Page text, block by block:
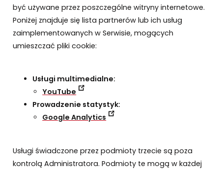
być używane przez poszczególne witryny internetowe.
Poniżej znajduje się lista partnerów lub ich usług
zaimplementowanych w Serwisie, mogących
umieszczać pliki cookie:
Usługi multimedialne:
YouTube
Prowadzenie statystyk:
Google Analytics
Usługi świadczone przez podmioty trzecie są poza
kontrolą Administratora. Podmioty te mogą w każdej